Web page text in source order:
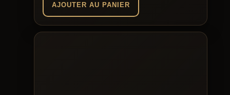
AJOUTER AU PANIER